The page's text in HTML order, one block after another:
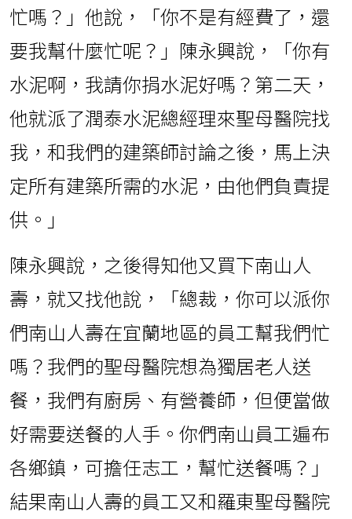
忙嗎？」他說，「你不是有經費了，還
要我幫什麼忙呢？」陳永興說，「你有
水泥啊，我請你捐水泥好嗎？第二天，
他就派了潤泰水泥總經理來聖母醫院找
我，和我們的建築師討論之後，馬上決
定所有建築所需的水泥，由他們負責提
供。」
陳永興說，之後得知他又買下南山人
壽，就又找他說，「總裁，你可以派你
們南山人壽在宜蘭地區的員工幫我們忙
嗎？我們的聖母醫院想為獨居老人送
餐，我們有廚房、有營養師，但便當做
好需要送餐的人手。你們南山員工遍布
各鄉鎮，可擔任志工，幫忙送餐嗎？」
結果南山人壽的員工又和羅東聖母醫院